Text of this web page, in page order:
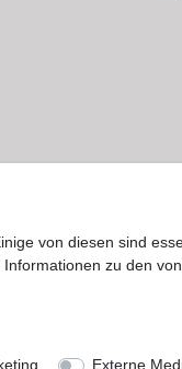
Widerrufs­recht
von diesen sind
zu den
Externe